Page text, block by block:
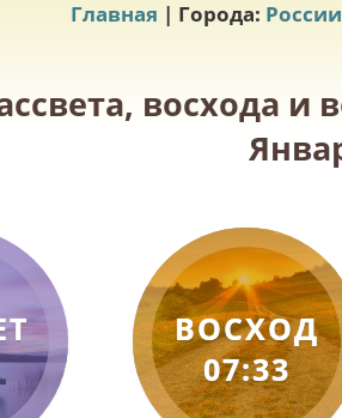
Главная | Города: России
восхода и
ВОСХОД
07:33